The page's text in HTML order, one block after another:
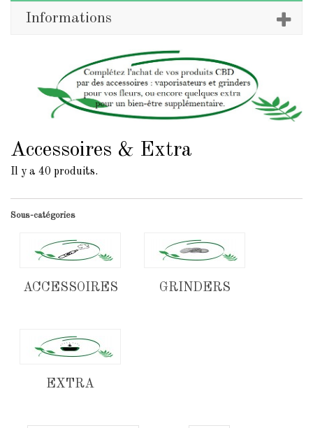
Informations
Accessoires & Extra
Il y a 40 produits.
Sous-catégories
ACCESSOIRES GRINDERS
EXTRA